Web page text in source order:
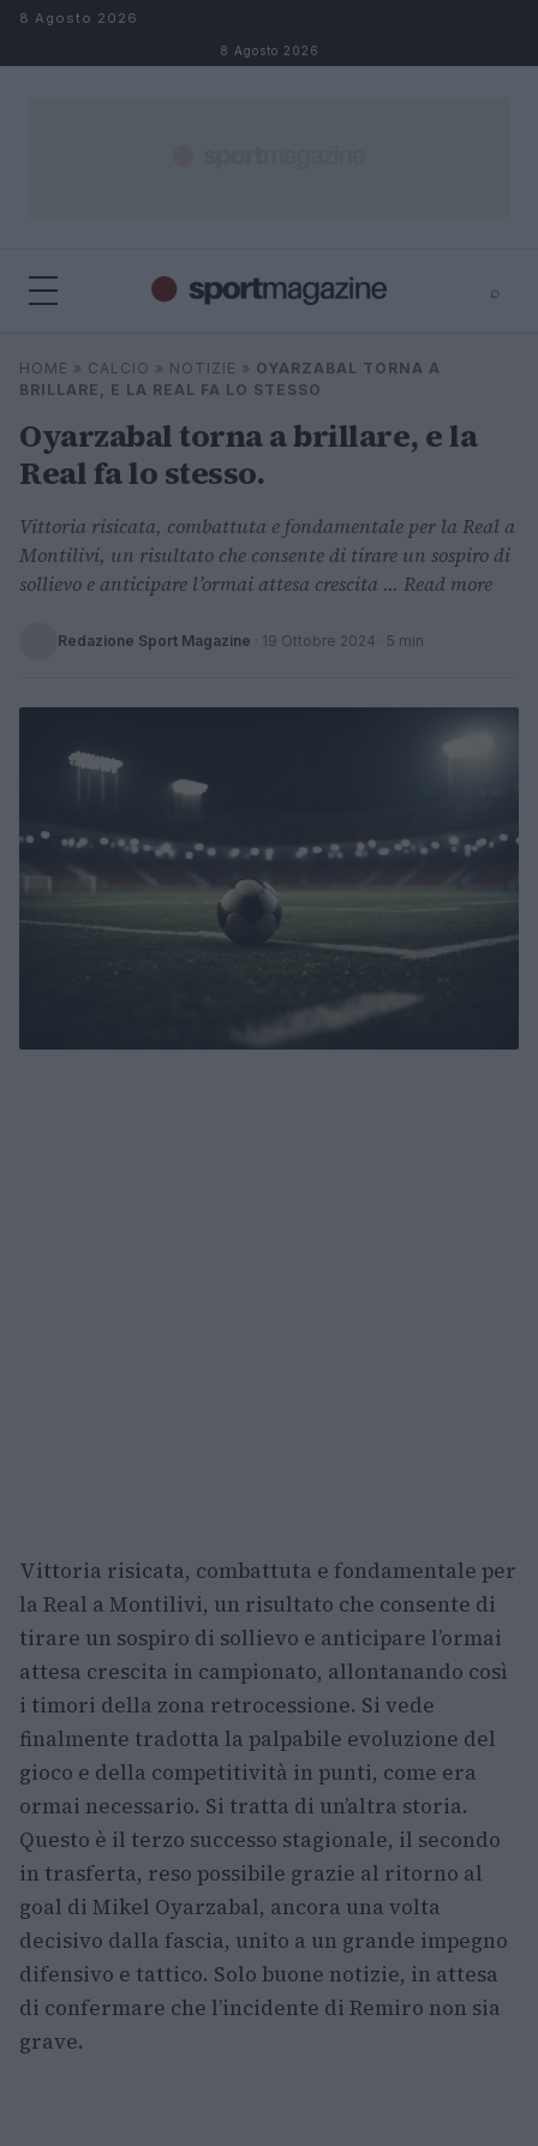
Salta al contenuto
8 Agosto 2026
8 Agosto 2026
⌕
Cerca
HOME » CALCIO » NOTIZIE » OYARZABAL TORNA A
BRILLARE, E LA REAL FA LO STESSO
Oyarzabal torna a brillare, e la
Real fa lo stesso.
Vittoria risicata, combattuta e fondamentale per la Real a
Montilivi, un risultato che consente di tirare un sospiro di
sollievo e anticipare l’ormai attesa crescita ... Read more
Redazione Sport Magazine · 19 Ottobre 2024 · 5 min
Vittoria risicata, combattuta e fondamentale per
la Real a Montilivi, un risultato che consente di
tirare un sospiro di sollievo e anticipare l’ormai
attesa crescita in campionato, allontanando così
i timori della zona retrocessione. Si vede
finalmente tradotta la palpabile evoluzione del
gioco e della competitività in punti, come era
ormai necessario. Si tratta di un’altra storia.
Questo è il terzo successo stagionale, il secondo
in trasferta, reso possibile grazie al ritorno al
goal di Mikel Oyarzabal, ancora una volta
decisivo dalla fascia, unito a un grande impegno
difensivo e tattico. Solo buone notizie, in attesa
di confermare che l’incidente di Remiro non sia
grave.